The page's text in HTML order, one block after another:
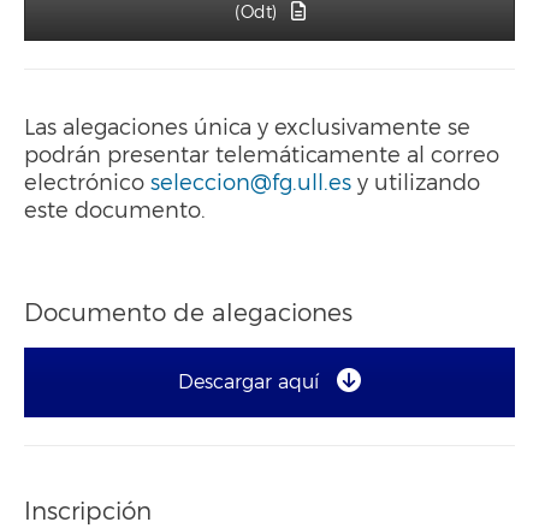
(Odt)
Las alegaciones única y exclusivamente se
podrán presentar telemáticamente al correo
electrónico seleccion@fg.ull.es y utilizando
este documento.
Documento de alegaciones
Descargar aquí
Inscripción